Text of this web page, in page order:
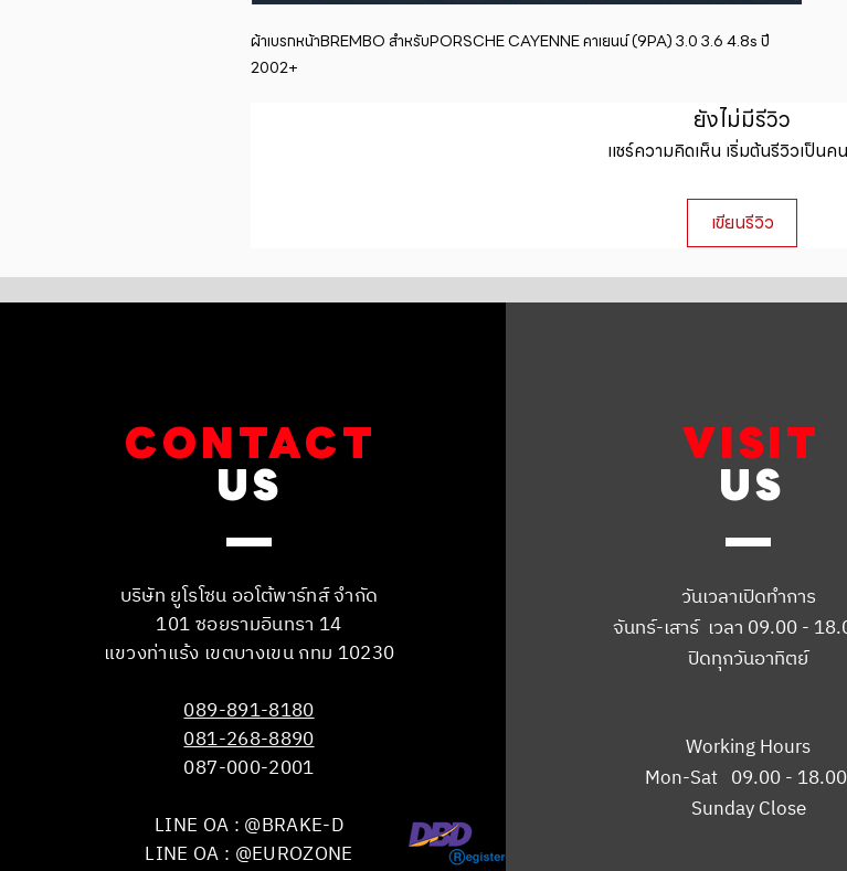
ผ้าเบรกหน้าBREMBO สำหรับPORSCHE CAYENNE คาเยนน์ (9PA) 3.0 3.6 4.8s ปี
2002+
ยังไม่มีรีวิว
แชร์ความคิดเห็น เริ่มต้นรีวิวเป็นค
เขียนรีวิว
CONTACT
US
บริษัท ยูโรโซน ออโต้พาร์ทส์ จำกัด
101 ซอยรามอินทรา 14
แขวงท่าแร้ง เขตบางเขน กทม 10230
089-891-8180
081-268-8890
087-000-2001
LINE OA : @BRAKE-D
LINE OA : @EUROZONE
VISIT
US
วันเวลาเปิดทำการ
จันทร์-เสาร์ เวลา 09.00 -
ปิดทุกวันอาทิตย์
Working Hours
Mon-Sat 09.00 - 18.00
Sunday Close